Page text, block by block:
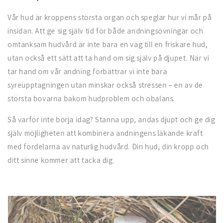
Vår hud är kroppens största organ och speglar hur vi mår på
insidan. Att ge sig själv tid för både andningsövningar och
omtänksam hudvård är inte bara en väg till en friskare hud,
utan också ett sätt att ta hand om sig själv på djupet. När vi
tar hand om vår andning förbättrar vi inte bara
syreupptagningen utan minskar också stressen – en av de
största bovarna bakom hudproblem och obalans.
Så varför inte börja idag? Stanna upp, andas djupt och ge dig
själv möjligheten att kombinera andningens läkande kraft
med fördelarna av naturlig hudvård. Din hud, din kropp och
ditt sinne kommer att tacka dig.